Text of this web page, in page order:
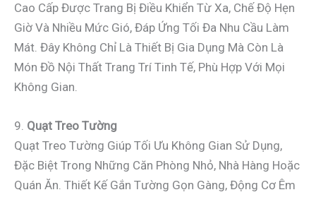
Cao Cấp Được Trang Bị Điều Khiển Từ Xa, Chế Độ Hẹn
Giờ Và Nhiều Mức Gió, Đáp Ứng Tối Đa Nhu Cầu Làm
Mát. Đây Không Chỉ Là Thiết Bị Gia Dụng Mà Còn Là
Món Đồ Nội Thất Trang Trí Tinh Tế, Phù Hợp Với Mọi
Không Gian.
9. Quạt Treo Tường
Quạt Treo Tường Giúp Tối Ưu Không Gian Sử Dụng,
Đặc Biệt Trong Những Căn Phòng Nhỏ, Nhà Hàng Hoặc
Quán Ăn. Thiết Kế Gắn Tường Gọn Gàng, Động Cơ Êm